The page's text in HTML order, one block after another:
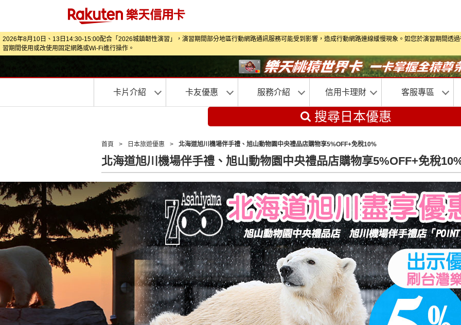
2026年8月10日、13日14:30-15:00配合「2026城鎮韌性演習」，演習期間部分地區行動網路通訊服務可能受到影響，造成行動網路連線緩慢現象。如您於演習期間透
習期間使用或改使用固定網路或Wi‑Fi進行操作。
卡片介紹 卡友優惠 服務介紹 信用卡理財 客服專區
搜尋日本優惠
首頁 > 日本旅遊優惠 > 北海道旭川機場伴手禮、旭山動物園中央禮品店購物享5%OFF+免稅10%
北海道旭川機場伴手禮、旭山動物園中央禮品店購物享5%OFF+免稅